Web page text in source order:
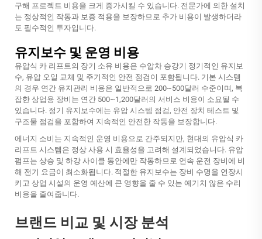
구해 프로젝트 비용을 크게 증가시킬 수 있습니다. 전문가에 의한 설치
는 정상적인 작동과 보증 적용을 보장하므로 추가 비용이 발생하더라
도 필수적인 투자입니다.
유지보수 및 운영 비용
유압식 카 리프트의 장기 소유 비용은 수압차 승강기 정기적인 유지보
수, 유압 오일 교체 및 주기적인 안전 점검이 포함됩니다. 기본 시스템
의 경우 연간 유지관리 비용은 일반적으로 200~500달러 수준이며, 복
잡한 상업용 장비는 연간 500~1,200달러의 서비스 비용이 소요될 수
있습니다. 정기 유지보수에는 유압 시스템 점검, 안전 장치 테스트 및
구조물 점검을 포함하여 지속적인 안전한 작동을 보장합니다.
에너지 소비는 지속적인 운영 비용으로 간주되지만, 현대의 유압식 카
리프트 시스템은 정상 사용 시 효율성을 고려해 설계되었습니다. 유압
펌프는 상승 및 하강 사이클 동안에만 작동하므로 연속 운전 장비에 비
해 전기 요금이 최소화됩니다. 적절한 유지보수는 장비 수명을 연장시
키고 상업 시설의 운영 예산에 큰 영향을 줄 수 있는 예기치 않은 수리
비용을 줄여줍니다.
브랜드 비교 및 시장 분석